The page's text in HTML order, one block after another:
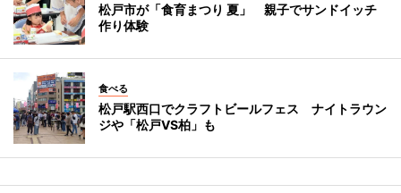
松戸市が「食育まつり 夏」 親子でサンドイッチ
作り体験
食べる
松戸駅西口でクラフトビールフェス ナイトラウン
ジや「松戸VS柏」も